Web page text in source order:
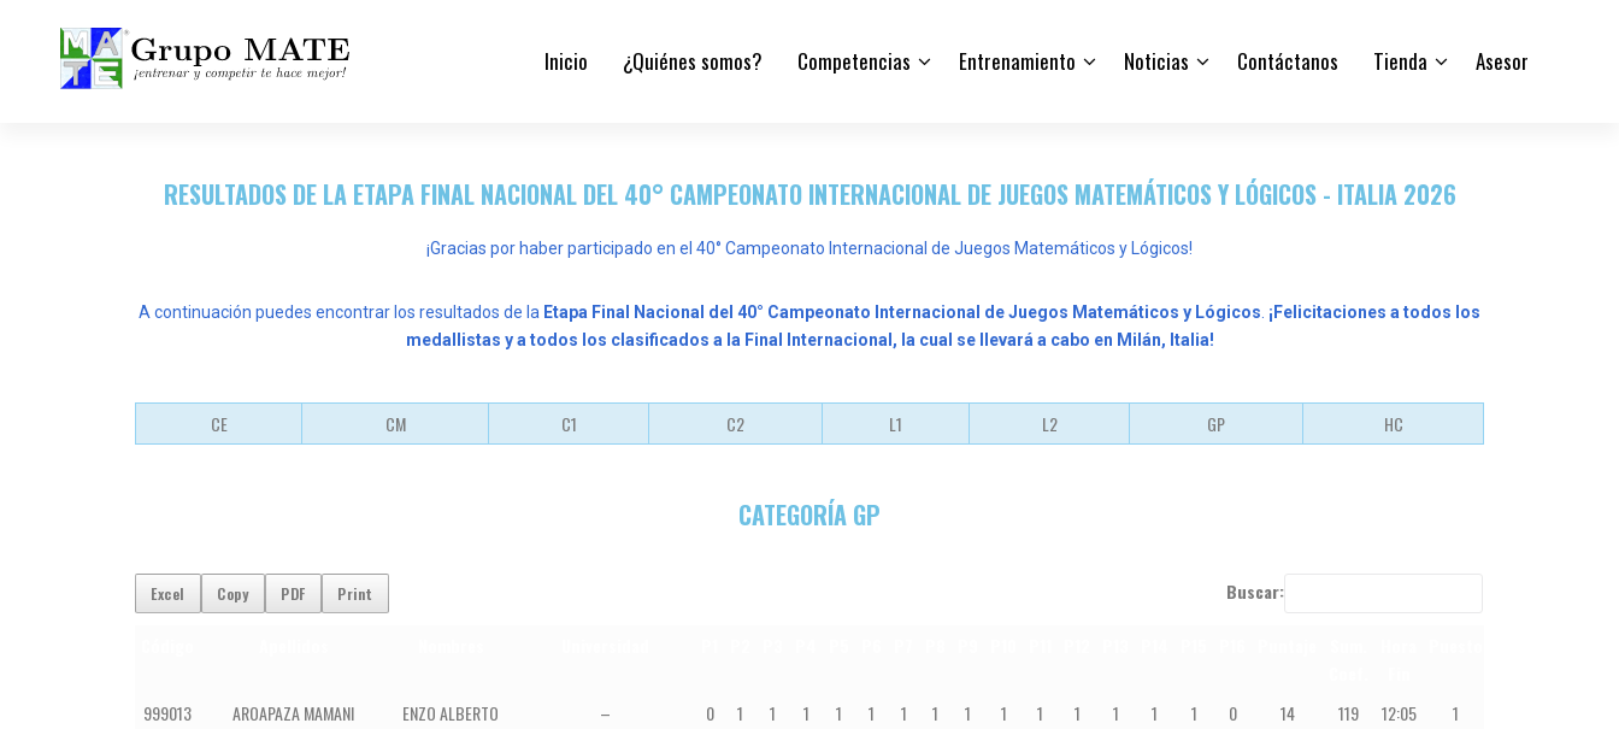
Inicio ¿Quiénes somos? Competencias Entrenamiento Noticias Contáctanos Tienda Asesor
RESULTADOS DE LA ETAPA FINAL NACIONAL DEL 40° CAMPEONATO INTERNACIONAL DE JUEGOS MATEMÁTICOS Y LÓGICOS - ITALIA 2026
¡Gracias por haber participado en el 40° Campeonato Internacional de Juegos Matemáticos y Lógicos!
A continuación puedes encontrar los resultados de la Etapa Final Nacional del 40° Campeonato Internacional de Juegos Matemáticos y Lógicos ¡Felicitaciones a todos los
medallistas y a todos los clasificados a la Final Internacional, la cual se llevará a cabo en Milán, Italia!
CE CM C1 C2 L1 L2 GP HC
CATEGORÍA GP
Excel Copy PDF Print Buscar:
999013 AROAPAZA MAMANI ENZO ALBERTO – 0 1 1 1 1 1 1 1 1 1 1 1 1 1 1 0 14 119 12:05 1